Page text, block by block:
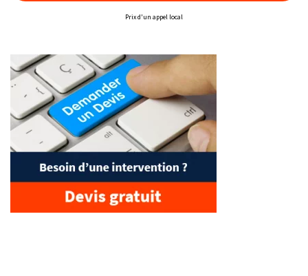
Prix d'un appel local